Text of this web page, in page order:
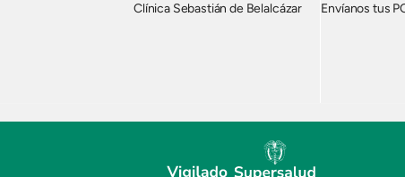
Clínica Sebastián de Belalcázar
Envíanos tus